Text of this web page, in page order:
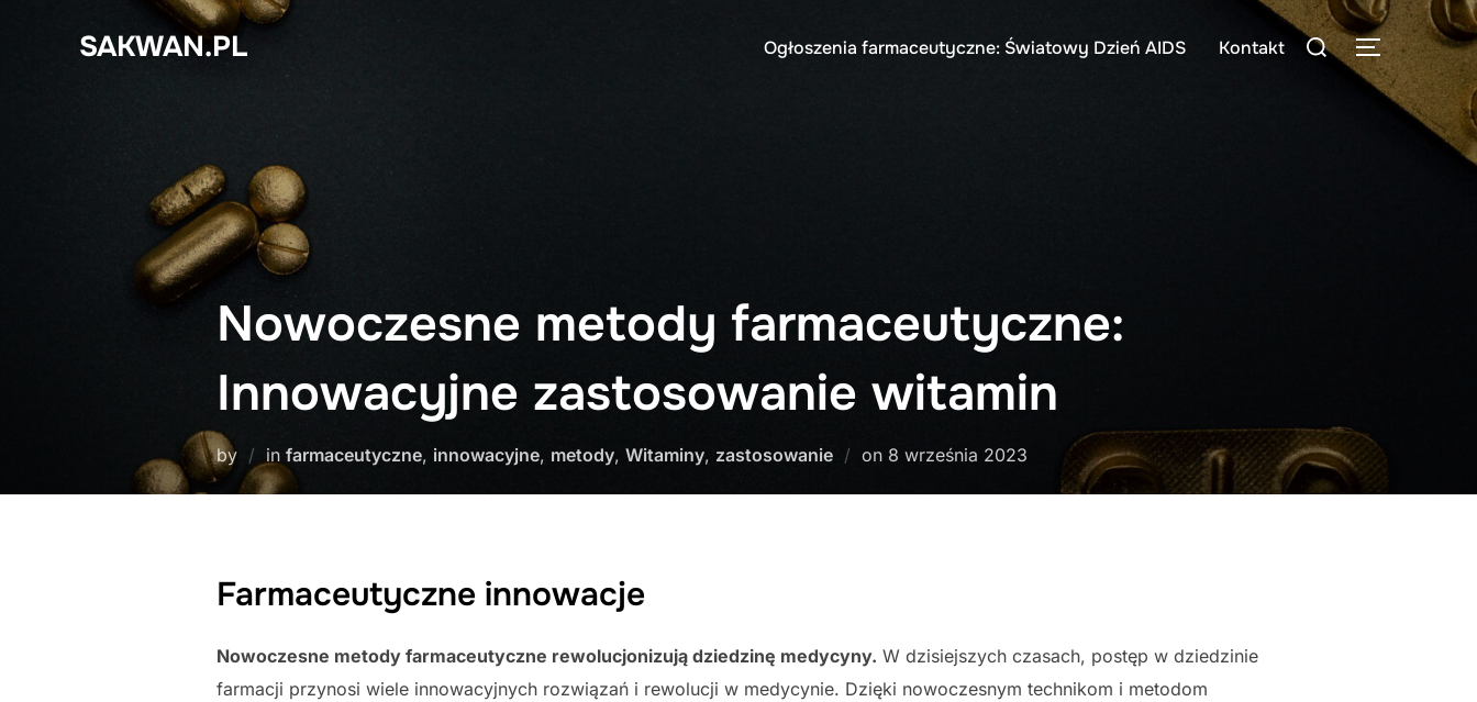
SAKWAN.PL Ogłoszenia farmaceutyczne: Światowy Dzień AIDS Kontakt
Search
TOGGLE
Nowoczesne metody farmaceutyczne:
Innowacyjne zastosowanie witamin
by in farmaceutyczne, innowacyjne, metody, Witaminy, zastosowanie on Posted
8 września 2023
Farmaceutyczne innowacje
Nowoczesne metody farmaceutyczne rewolucjonizują dziedzinę medycyny. W dzisiejszych czasach, postęp w dziedzinie
farmacji przynosi wiele innowacyjnych rozwiązań i rewolucji w medycynie. Dzięki nowoczesnym technikom i metodom